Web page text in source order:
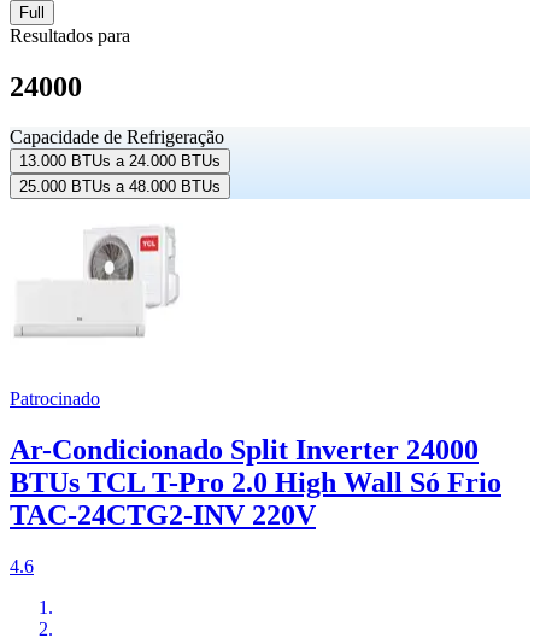
Full
Resultados para
24000
Capacidade de Refrigeração
13.000 BTUs a 24.000 BTUs
25.000 BTUs a 48.000 BTUs
Patrocinado
Ar-Condicionado Split Inverter 24000
BTUs TCL T-Pro 2.0 High Wall Só Frio
TAC-24CTG2-INV 220V
4.6